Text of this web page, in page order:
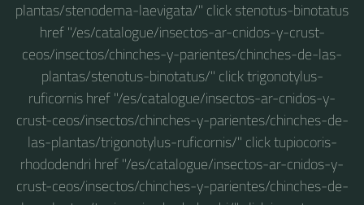
plantas/stenodema-laevigata/" click stenotus-binotatus
href "/es/catalogue/insectos-ar-cnidos-y-crust-
ceos/insectos/chinches-y-parientes/chinches-de-las-
plantas/stenotus-binotatus/" click trigonotylus-
ruficornis href "/es/catalogue/insectos-ar-cnidos-y-
crust-ceos/insectos/chinches-y-parientes/chinches-de-
las-plantas/trigonotylus-ruficornis/" click tupiocoris-
rhododendri href "/es/catalogue/insectos-ar-cnidos-y-
crust-ceos/insectos/chinches-y-parientes/chinches-de-